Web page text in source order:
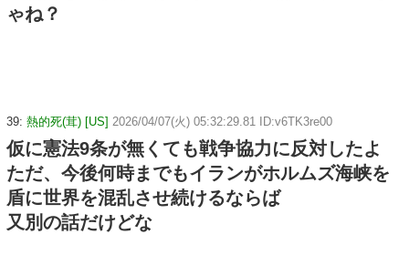
ゃね？
39: 熱的死(茸) [US] 2026/04/07(火) 05:32:29.81 ID:v6TK3re00
仮に憲法9条が無くても戦争協力に反対したよ
ただ、今後何時までもイランがホルムズ海峡を
盾に世界を混乱させ続けるならば
又別の話だけどな